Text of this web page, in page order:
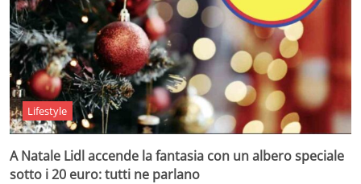
Lifestyle
A Natale Lidl accende la fantasia con un albero speciale
sotto i 20 euro: tutti ne parlano